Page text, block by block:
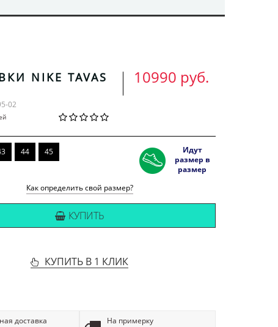
NIKE TAVAS
02
10990 руб.
44 45
Идут
размер в
размер
Как определить свой размер?
КУПИТЬ
КУПИТЬ В 1 КЛИК
доставка
На примерку